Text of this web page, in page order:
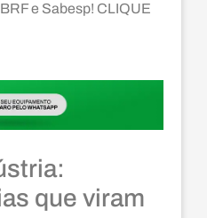
e Sabesp! CLIQUE
que viram